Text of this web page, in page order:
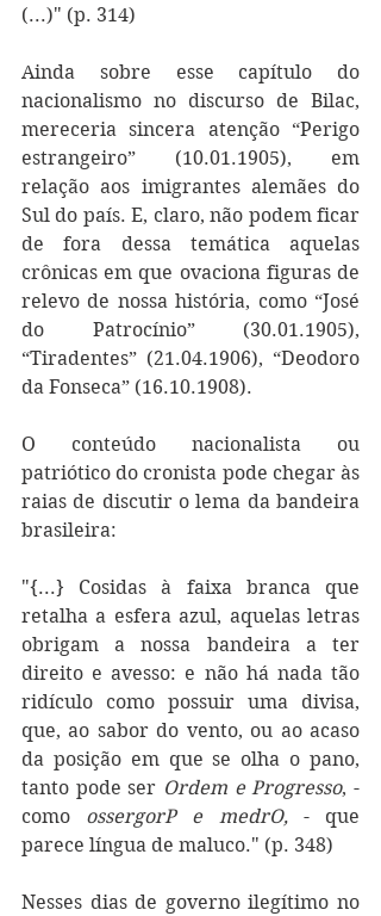
(...)" (p. 314)
Ainda sobre esse capítulo do
nacionalismo no discurso de Bilac,
mereceria sincera atenção “Perigo
estrangeiro” (10.01.1905), em
relação aos imigrantes alemães do
Sul do país. E, claro, não podem ficar
de fora dessa temática aquelas
crônicas em que ovaciona figuras de
relevo de nossa história, como “José
do Patrocínio” (30.01.1905),
“Tiradentes” (21.04.1906), “Deodoro
da Fonseca” (16.10.1908).
O conteúdo nacionalista ou
patriótico do cronista pode chegar às
raias de discutir o lema da bandeira
brasileira:
"{...} Cosidas à faixa branca que
retalha a esfera azul, aquelas letras
obrigam a nossa bandeira a ter
direito e avesso: e não há nada tão
ridículo como possuir uma divisa,
que, ao sabor do vento, ou ao acaso
da posição em que se olha o pano,
tanto pode ser Ordem e Progresso, -
como ossergorP e medrO, - que
parece língua de maluco." (p. 348)
Nesses dias de governo ilegítimo no